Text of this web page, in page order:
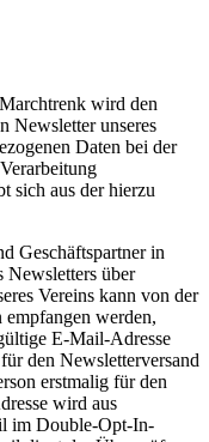
wird den
Newsletter unseres
Daten bei der
sich aus der hierzu
Geschäftspartner in
Newsletters über
Vereins kann von der
werden,
E-Mail-Adresse
den Newsletterversand
erstmalig für den
wird aus
im Double-Opt-In-